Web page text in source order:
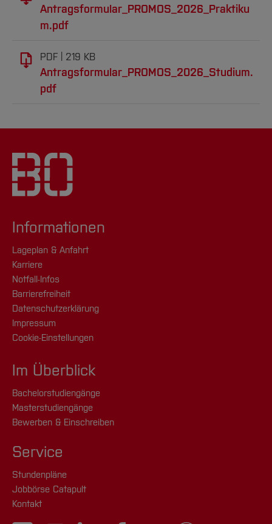
Antragsformular_PROMOS_2026_Praktiku
m.pdf
PDF 219 KB
Antragsformular_PROMOS_2026_Studium.
pdf
Informationen
Lageplan & Anfahrt
Karriere
Notfall-Infos
Barrierefreiheit
Datenschutzerklärung
Impressum
Cookie-Einstellungen
Im Überblick
Bachelorstudiengänge
Masterstudiengänge
Bewerben & Einschreiben
Service
Stundenpläne
Jobbörse Catapult
Kontakt